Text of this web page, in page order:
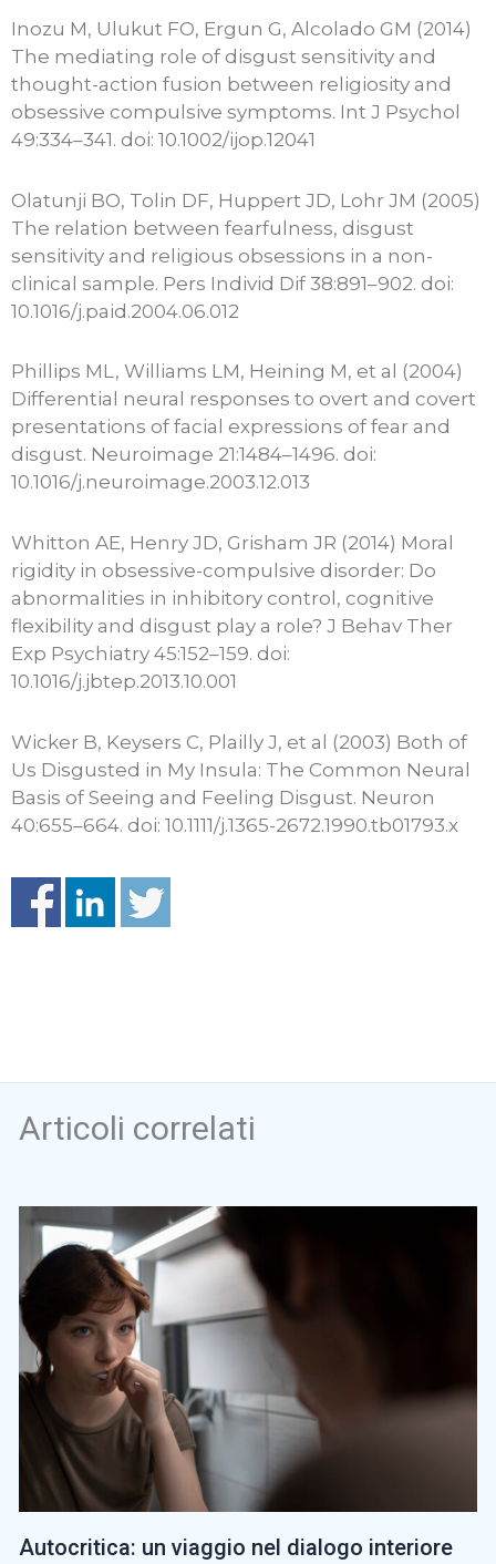
Inozu M, Ulukut FO, Ergun G, Alcolado GM (2014)
The mediating role of disgust sensitivity and
thought-action fusion between religiosity and
obsessive compulsive symptoms. Int J Psychol
49:334–341. doi: 10.1002/ijop.12041
Olatunji BO, Tolin DF, Huppert JD, Lohr JM (2005)
The relation between fearfulness, disgust
sensitivity and religious obsessions in a non-
clinical sample. Pers Individ Dif 38:891–902. doi:
10.1016/j.paid.2004.06.012
Phillips ML, Williams LM, Heining M, et al (2004)
Differential neural responses to overt and covert
presentations of facial expressions of fear and
disgust. Neuroimage 21:1484–1496. doi:
10.1016/j.neuroimage.2003.12.013
Whitton AE, Henry JD, Grisham JR (2014) Moral
rigidity in obsessive-compulsive disorder: Do
abnormalities in inhibitory control, cognitive
flexibility and disgust play a role? J Behav Ther
Exp Psychiatry 45:152–159. doi:
10.1016/j.jbtep.2013.10.001
Wicker B, Keysers C, Plailly J, et al (2003) Both of
Us Disgusted in My Insula: The Common Neural
Basis of Seeing and Feeling Disgust. Neuron
40:655–664. doi: 10.1111/j.1365-2672.1990.tb01793.x
Articoli correlati
Autocritica: un viaggio nel dialogo interiore